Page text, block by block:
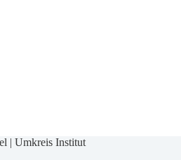
| Umkreis Institut